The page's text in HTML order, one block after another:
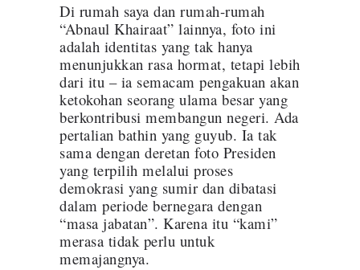
Di rumah saya dan rumah-rumah
“Abnaul Khairaat” lainnya, foto ini
adalah identitas yang tak hanya
menunjukkan rasa hormat, tetapi lebih
dari itu – ia semacam pengakuan akan
ketokohan seorang ulama besar yang
berkontribusi membangun negeri. Ada
pertalian bathin yang guyub. Ia tak
sama dengan deretan foto Presiden
yang terpilih melalui proses
demokrasi yang sumir dan dibatasi
dalam periode bernegara dengan
“masa jabatan”. Karena itu “kami”
merasa tidak perlu untuk
memajangnya.